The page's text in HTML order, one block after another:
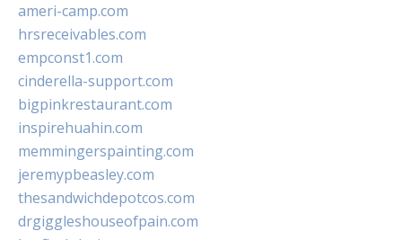
ameri-camp.com
hrsreceivables.com
empconst1.com
cinderella-support.com
bigpinkrestaurant.com
inspirehuahin.com
memmingerspainting.com
jeremypbeasley.com
thesandwichdepotcos.com
drgiggleshouseofpain.com